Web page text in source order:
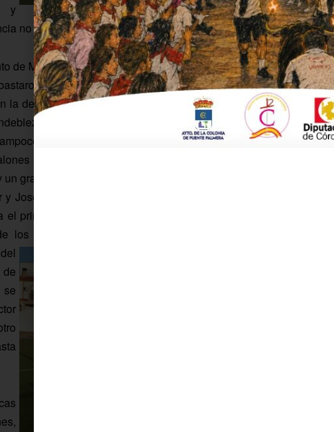
y
no conduce a nada.
de Manuel Crespo, que volvió a ver un partido desde la grada por
los primeros cuarenta y cinco minutos para deshacerse de
la defensa y en la portería, sobre todo para tratarse de un equipo
en la zaga y el acierto de los incisivos delanteros colonos le
ofreció mucho en ataque. Apenas dos o tres intervenciones
al larguero, uno al inicio de la segunda parte y otro ya en el
gran Colonial, contundente en defensa, fajándose en la medular
José Luis fueron los más destacados en el primer tiempo. A los
primero en un remate acrobático, y repetía a la media hora de
los defensores visitantes.